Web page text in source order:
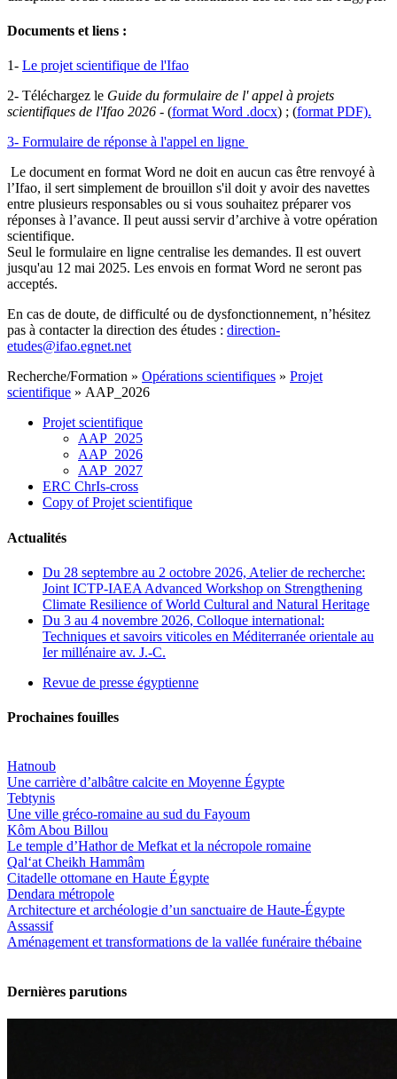
Documents et liens :
1- Le projet scientifique de l'Ifao
2- Téléchargez le Guide du formulaire de l' appel à projets
scientifiques de l'Ifao 2026 - (format Word .docx) ; (format PDF).
3- Formulaire de réponse à l'appel en ligne
Le document en format Word ne doit en aucun cas être renvoyé à
l’Ifao, il sert simplement de brouillon s'il doit y avoir des navettes
entre plusieurs responsables ou si vous souhaitez préparer vos
réponses à l’avance. Il peut aussi servir d’archive à votre opération
scientifique.
Seul le formulaire en ligne centralise les demandes. Il est ouvert
jusqu'au 12 mai 2025. Les envois en format Word ne seront pas
acceptés.
En cas de doute, de difficulté ou de dysfonctionnement, n’hésitez
pas à contacter la direction des études : direction-
etudes@ifao.egnet.net
Recherche/Formation » Opérations scientifiques » Projet
scientifique » AAP_2026
Projet scientifique
AAP_2025
AAP_2026
AAP_2027
ERC ChrIs-cross
Copy of Projet scientifique
Actualités
Du 28 septembre au 2 octobre 2026, Atelier de recherche:
Joint ICTP-IAEA Advanced Workshop on Strengthening
Climate Resilience of World Cultural and Natural Heritage
Du 3 au 4 novembre 2026, Colloque international:
Techniques et savoirs viticoles en Méditerranée orientale au
Ier millénaire av. J.-C.
Revue de presse égyptienne
Prochaines fouilles
Hatnoub
Une carrière d’albâtre calcite en Moyenne Égypte
Tebtynis
Une ville gréco-romaine au sud du Fayoum
Kôm Abou Billou
Le temple d’Hathor de Mefkat et la nécropole romaine
Qal‘at Cheikh Hammâm
Citadelle ottomane en Haute Égypte
Dendara métropole
Architecture et archéologie d’un sanctuaire de Haute-Égypte
Assassif
Aménagement et transformations de la vallée funéraire thébaine
Dernières parutions